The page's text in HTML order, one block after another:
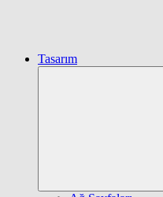
Tasarım